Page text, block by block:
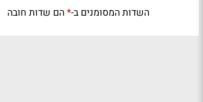
השדות המסומנים ב-*הם שדות חובה